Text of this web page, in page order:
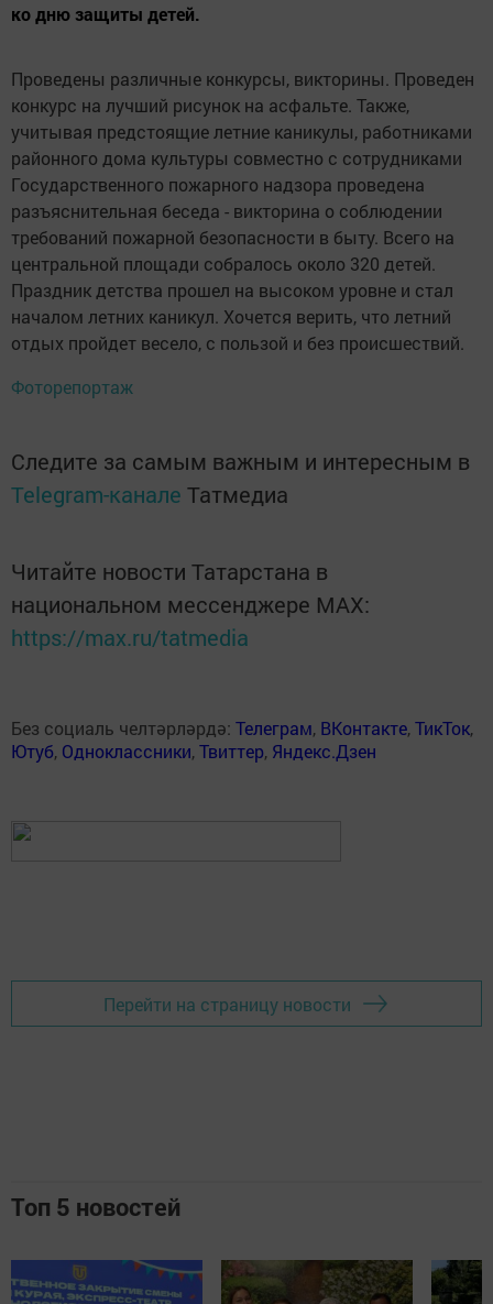
ко дню защиты детей.
Проведены различные конкурсы, викторины. Проведен
конкурс на лучший рисунок на асфальте. Также,
учитывая предстоящие летние каникулы, работниками
районного дома культуры совместно с сотрудниками
Государственного пожарного надзора проведена
разъяснительная беседа - викторина о соблюдении
требований пожарной безопасности в быту. Всего на
центральной площади собралось около 320 детей.
Праздник детства прошел на высоком уровне и стал
началом летних каникул. Хочется верить, что летний
отдых пройдет весело, с пользой и без происшествий.
Фоторепортаж
Следите за самым важным и интересным в
Telegram-канале Татмедиа
Читайте новости Татарстана в
национальном мессенджере MАХ:
https://max.ru/tatmedia
Без социаль челтәрләрдә: Телеграм, ВКонтакте,ТикТок,
Ютуб, Одноклассники,Твиттер, Яндекс.Дзен
Перейти на страницу новости
Топ 5 новостей